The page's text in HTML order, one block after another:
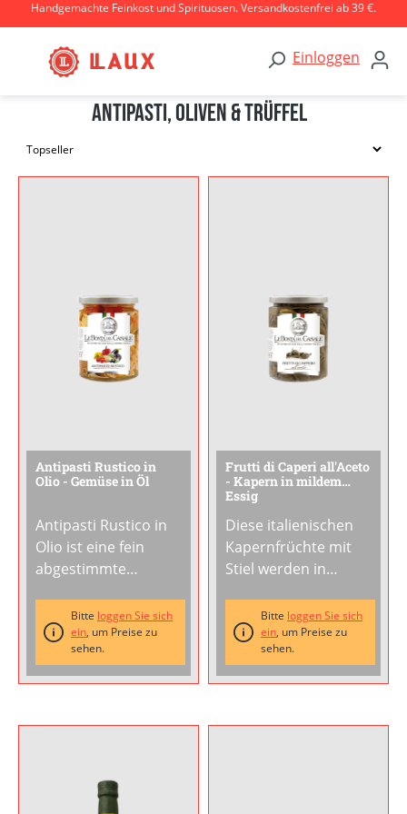
Zum Hauptinhalt springen
Handgemachte Feinkost und Spirituosen. Versandkostenfrei ab 39 €.
Einloggen
Antipasti, Oliven & Trüffel
Antipasti Rustico in
Olio - Gemüse in Öl
Antipasti Rustico in
Olio ist eine fein
abgestimmte
italienischem
Gemüse in Öl.
Auberginen, Shiitake-
Pilze, Oliven,
Paprika und
sich zu einer
aromatischen
Bitte loggen Sie sich
ein, um Preise zu
sehen.
Frutti di Caperi all'Aceto
- Kapern in mildem
Essig
Diese italienischen
Kapernfrüchte mit
Stiel werden in
eingelegt und
bewahren so ihr
kräftig-aromatisches
Profil. Die
Le Bontà del Casale
Bitte loggen Sie sich
ein, um Preise zu
sehen.